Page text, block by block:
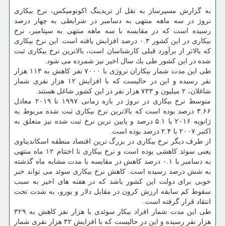
به گزارش مسیرساز به نقل از تریدینگ اكونومیكس، نرخ بیكاری
نروژ در سه ماهه منتهی به دسامبر در شرایطی به چهار درصد
رسیده است كه در مقایسه با سه ماهه منتهی به سپتامبر، نرخ
بیكاری در این كشور ۰.۳ درصد افزایش یافته است. این نرخ بیكاری
كه بالاتر از برآورد قبلی كارشناسان است، بالاترین نرخ بیكاری ثبت
شده در این كشور طی یك سال اخیر نیز شمرده می شود.
طی این مدت شمار بیكاران نروژی با ۷۰۰۰ نفر كاهش به ۱۱۳ هزار
نفر رسیده و این در حالیست كه با افزایش ۱۲ هزار نفری شمار
شاغلان، ۲ میلیون و ۷۳۳ هزار نفر در این كشور شاغل هستند.
متوسط نرخ بیكاری در نروژ در بازه زمانی ۱۹۹۷ تا ۲۰۱۹ معادل
۳.۶۶ درصد بوده است كه بالاترین نرخ بیكاری ثبت شده مربوط به
ژانویه ۲۰۱۶ با ۵.۱ درصد و پایین ترین نرخ ثبت شده نیز متعلق به
اكتبر ۲۰۰۷ با ۲.۴ درصد بوده است.
از طرف دیگر نرخ بیكاری در بزرگ ترین اقتصاد منطقه اسكاندیناوی
یعنی سوئد كاهشی بوده است و نرخ بیكاری تا اختتام ۱۲ ماه منتهی
به دسامبر با ۰.۱ درصد كاهش در مقایسه با مدت مشابه ماه گذشته
به شش درصد رسیده است. كاهش نرخ بیكاری سوئد می تواند خبر
خوبی برای دولت این كشور باشد كه در هفته های اخیر به سبب
سقوط كم سابقه ارزش كرون در مقابل دلار و یورو، به شدت تحت
انتقاد قرار گرفته است.
طی این مدت شمار افراد بیكار سوئدی با هزار نفر كاهش به ۳۲۹
هزار نفر رسیده و این در حالیست كه با افزایش ۳۲ هزار نفری شمار